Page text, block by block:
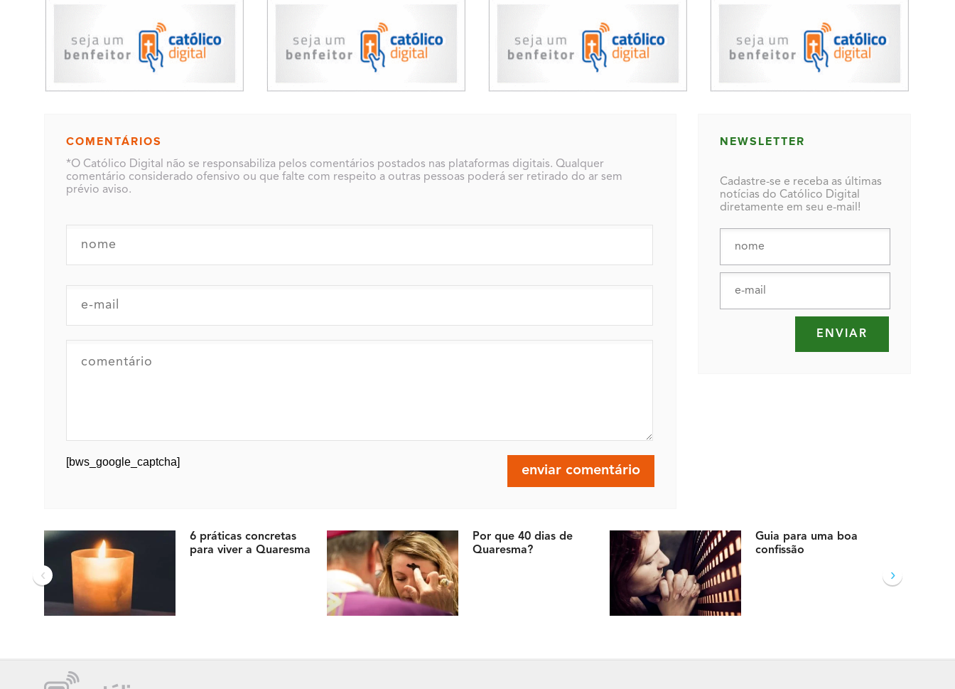
COMENTÁRIOS
*O Católico Digital não se responsabiliza pelos comentários postados nas plataformas digitais. Qualquer
comentário considerado ofensivo ou que falte com respeito a outras pessoas poderá ser retirado do ar sem
prévio aviso.
[bws_google_captcha]
NEWSLETTER
Cadastre-se e receba as últimas
notícias do Católico Digital
diretamente em seu e-mail!
6 práticas concretas
para viver a Quaresma
Por que 40 dias de
Quaresma?
Guia para uma boa
confissão
‹ ›